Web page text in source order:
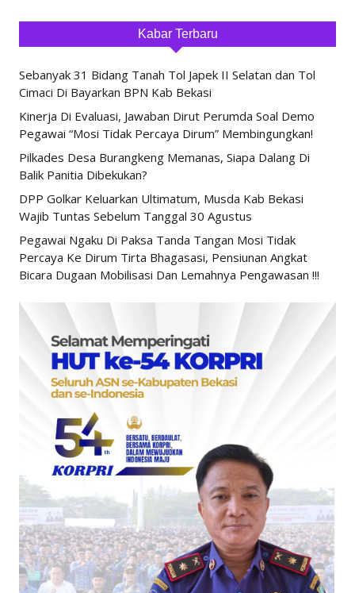
Kabar Terbaru
Sebanyak 31 Bidang Tanah Tol Japek II Selatan dan Tol
Cimaci Di Bayarkan BPN Kab Bekasi
Kinerja Di Evaluasi, Jawaban Dirut Perumda Soal Demo
Pegawai “Mosi Tidak Percaya Dirum” Membingungkan!
Pilkades Desa Burangkeng Memanas, Siapa Dalang Di
Balik Panitia Dibekukan?
DPP Golkar Keluarkan Ultimatum, Musda Kab Bekasi
Wajib Tuntas Sebelum Tanggal 30 Agustus
Pegawai Ngaku Di Paksa Tanda Tangan Mosi Tidak
Percaya Ke Dirum Tirta Bhagasasi, Pensiunan Angkat
Bicara Dugaan Mobilisasi Dan Lemahnya Pengawasan !!!